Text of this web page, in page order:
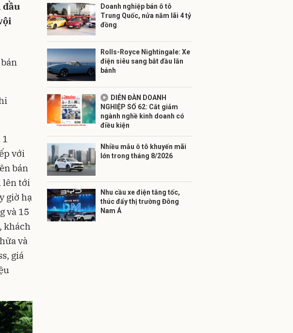
đầu
với
bán
lên tới
giờ hạ
và 15
khách
và
giá
Doanh nghiệp bán ô tô
Trung Quốc, nửa năm lãi 4 tỷ
đồng
Rolls-Royce Nightingale: Xe
điện siêu sang bắt đầu lăn
bánh
DIỄN ĐÀN DOANH
NGHIỆP SỐ 62: Cắt giảm
ngành nghề kinh doanh có
điều kiện
Nhiều mẫu ô tô khuyến mãi
lớn trong tháng 8/2026
Nhu cầu xe điện tăng tốc,
thúc đẩy thị trường Đông
Nam Á